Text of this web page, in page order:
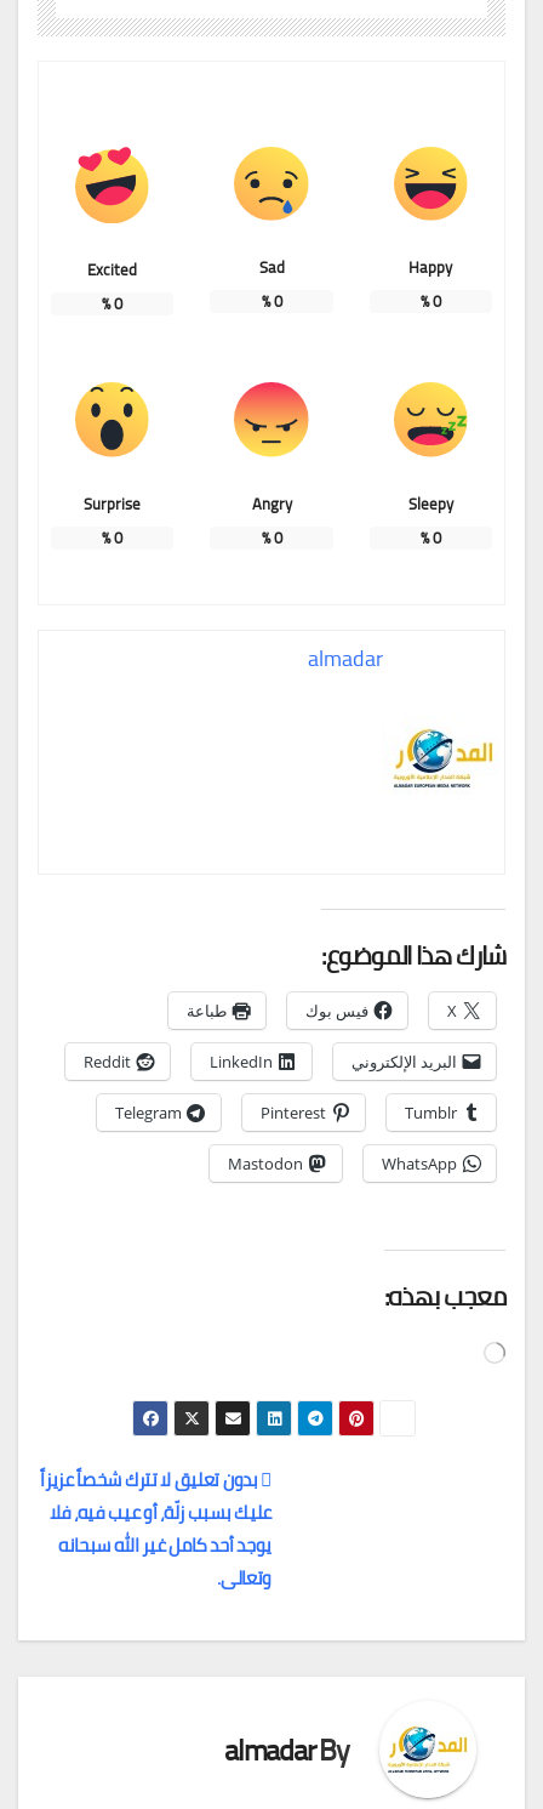
Happy
0
%
Sad
0
%
Excited
0
%
Sleepy
0
%
Angry
0
%
Surprise
0
%
almadar
شارك هذا الموضوع:
X فيس بوك طباعة
البريد الإلكتروني LinkedIn
Reddit
Tumblr
Pinterest
Telegram
WhatsApp
Mastodon
معجب بهذه:
جاري
بدون تعليق لا تترك شخصاً عزيزاً
عليك بسبب زلّة، أو عيب فيه، فلا
يوجد أحد كامل غير الله سبحانه
وتعالى.
By
almadar